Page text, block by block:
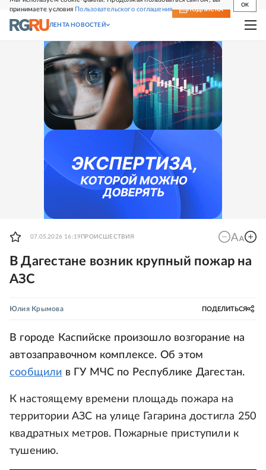
принимаете условия Пользовательского соглашения
OK
СВЕЖИЙ НОМЕР ПОДПИСКА
ЛЕНТА НОВОСТЕЙ
07.05.2026 16:19 ПРОИСШЕСТВИЯ
В Дагестане возник крупный пожар на
АЗС
Юлия Крымова ПОДЕЛИТЬСЯ
В городе Каспийске произошло возгорание на
автозаправочном комплексе. Об этом
сообщили в ГУ МЧС по Республике Дагестан.
К настоящему времени площадь пожара на
территории АЗС на улице Гагарина достигла 250
квадратных метров. Пожарные приступили к
тушению.